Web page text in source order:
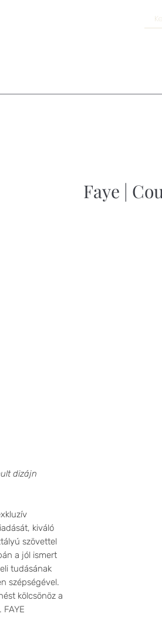
dizájn
kiváló
szövettel
a jól ismert
tudásának
szépségével.
kölcsönöz a
Faye |